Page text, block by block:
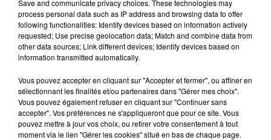
19h57
19h57
AMIR
A L'imparfaite
19h53
19h53
DAVID GUETTA
Save Me Tonight
19h50
19h50
NAIKA
One Track Mind
Save and communicate privacy choices. These technologies may
process personal data such as IP address and browsing data to offer
following functionalities: Identify devices based on information actively
requested; Use precise geolocation data; Match and combine data from
other data sources; Link different devices; Identify devices based on
information transmitted automatically.
Vous pouvez accepter en cliquant sur "Accepter et fermer", ou affiner en
sélectionnant les finalités et/ou partenaires dans "Gérer mes choix".
Vous pouvez également refuser en cliquant sur "Continuer sans
accepter". Vos préférences ne s'appliqueront que pour ce site. Vous
pouvez mettre à jour vos choix, ou retirer votre consentement à tout
moment via le lien "Gérer les cookies" situé en bas de chaque page.